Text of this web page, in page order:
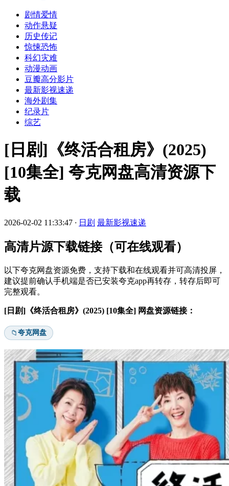
剧情爱情
动作悬疑
历史传记
惊悚恐怖
科幻灾难
动漫动画
豆瓣高分影片
最新影视速递
海外剧集
纪录片
综艺
[日剧]《终活合租房》(2025)
[10集全] 夸克网盘高清资源下
载
2026-02-02 11:33:47 · 日剧 最新影视速递
高清片源下载链接（可在线观看）
以下夸克网盘资源免费，支持下载和在线观看并可高清投屏，
建议提前确认手机端是否已安装夸克app再转存，转存后即可
完整观看。
[日剧]《终活合租房》(2025) [10集全] 网盘资源链接：
📁夸克网盘